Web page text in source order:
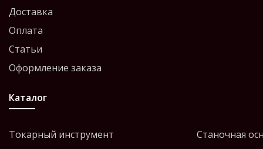
Доставка
Оплата
Статьи
Оформление заказа
Каталог
Токарный инструмент
Станочная